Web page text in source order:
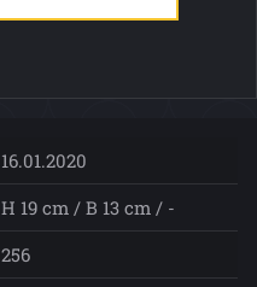
16.01.2020
H 19 cm / B 13 cm / -
256